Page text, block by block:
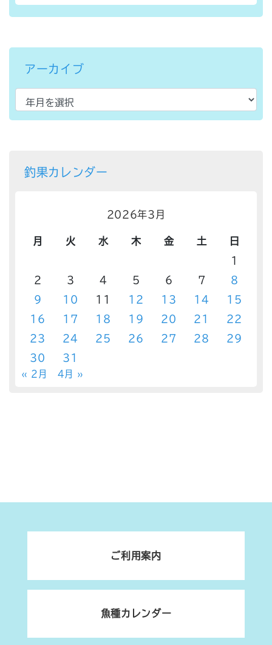
アーカイブ
釣果カレンダー
2026年3月
月 火 水 木 金 土
日
1
2
3 4 5 6 7
8
9
10 11 12 13 14
15
16
17 18 19 20 21
22
23
24 25 26 27 28
29
30
31
« 2月 4月 »
ご利用案内
魚種カレンダー